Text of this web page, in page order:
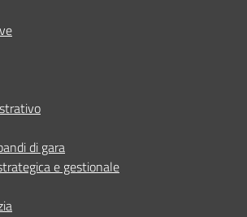
di gara
e gestionale